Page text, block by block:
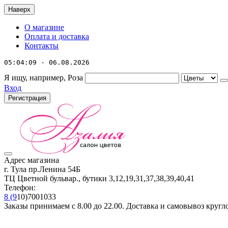
Наверх
О магазине
Оплата и доставка
Контакты
05:04:09 - 06.08.2026
Я ищу, например, Роза
Вход
Регистрация
Адрес магазина
г. Тула пр.Ленина 54Б
ТЦ Цветной бульвар., бутики 3,12,19,31,37,38,39,40,41
Телефон:
8 (910)7001033
Заказы принимаем с 8.00 до 22.00. Доставка и самовывоз